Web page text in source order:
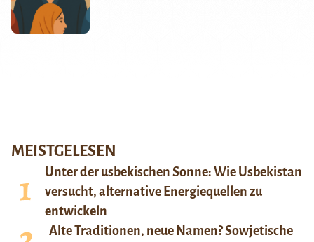
MEISTGELESEN
Unter der usbekischen Sonne: Wie Usbekistan
versucht, alternative Energiequellen zu
entwickeln
Alte Traditionen, neue Namen? Sowjetische